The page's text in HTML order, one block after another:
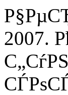
2007.